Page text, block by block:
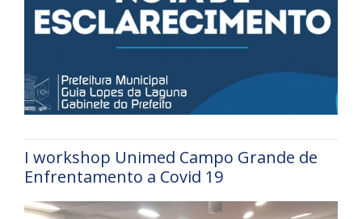
I workshop Unimed Campo Grande de
Enfrentamento a Covid 19